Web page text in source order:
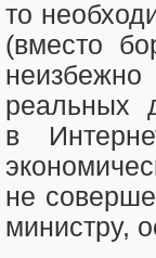
то
(вместо
реальных
в
не
министру,